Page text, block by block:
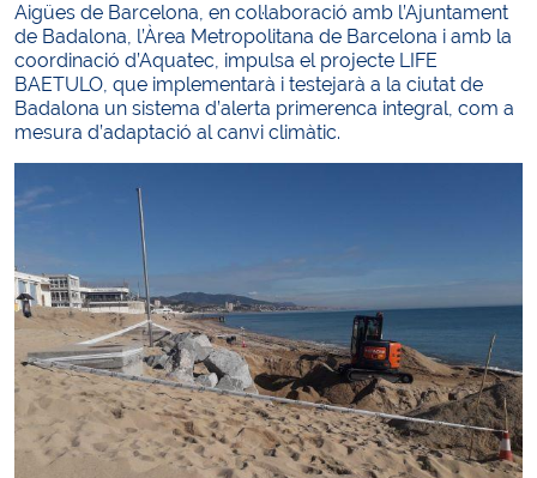
Aigües de Barcelona, en col·laboració amb l’Ajuntament
de Badalona, l’Àrea Metropolitana de Barcelona i amb la
coordinació d’Aquatec, impulsa el projecte LIFE
BAETULO, que implementarà i testejarà a la ciutat de
Badalona un sistema d’alerta primerenca integral, com a
mesura d’adaptació al canvi climàtic.